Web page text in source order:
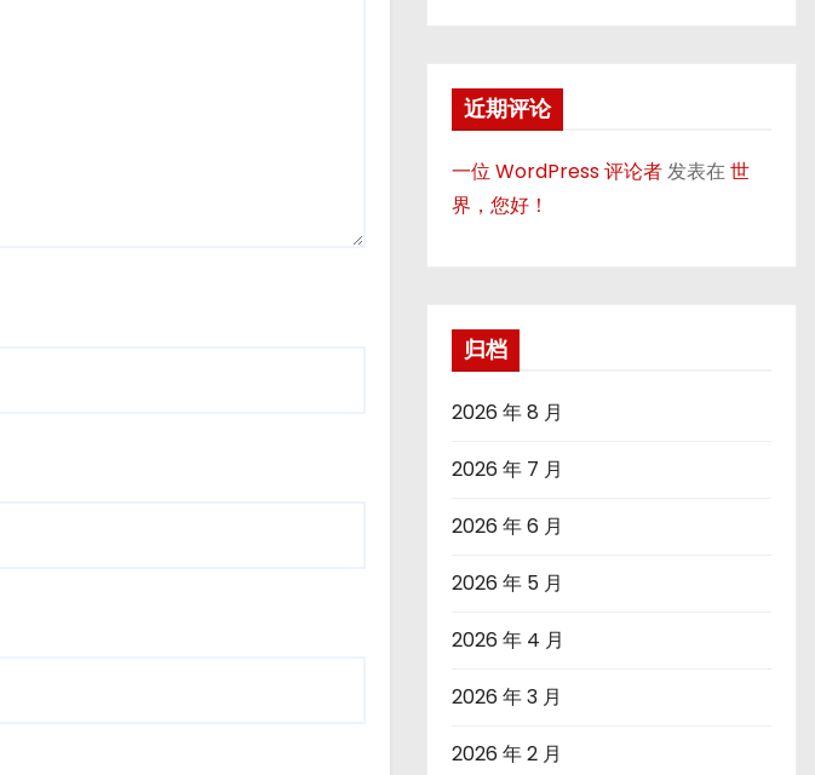
近期评论
一位 WordPress 评论者发表在世
界，您好！
归档
2026 年 8 月
2026 年 7 月
2026 年 6 月
2026 年 5 月
2026 年 4 月
2026 年 3 月
2026 年 2 月